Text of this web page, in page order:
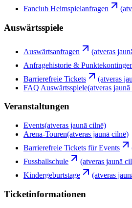
Fanclub Heimspielanfragen
Auswärtsspiele
Auswärtsanfragen
(atveras
Anfragehistorie &
Barrierefreie Tickets
(atveras
FAQ Auswärtsspiele(atveras
Veranstaltungen
Events(atveras jaunā cilnē)
Arena-Touren(atveras jaunā cilnē)
Barrierefreie Tickets für Events
Fussballschule
(atveras jaunā
Kindergeburtstage
(atveras
Ticketinformationen